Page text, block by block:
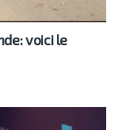
voici le